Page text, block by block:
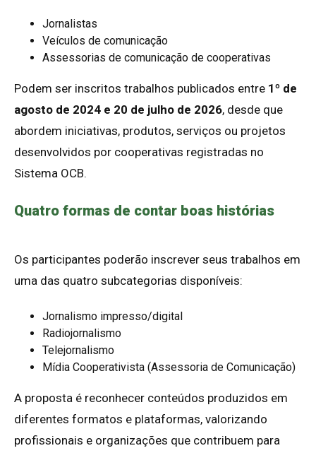
Jornalistas
Veículos de comunicação
Assessorias de comunicação de cooperativas
Podem ser inscritos trabalhos publicados entre 1º de
agosto de 2024 e 20 de julho de 2026, desde que
abordem iniciativas, produtos, serviços ou projetos
desenvolvidos por cooperativas registradas no
Sistema OCB.
Quatro formas de contar boas histórias
Os participantes poderão inscrever seus trabalhos em
uma das quatro subcategorias disponíveis:
Jornalismo impresso/digital
Radiojornalismo
Telejornalismo
Mídia Cooperativista (Assessoria de Comunicação)
A proposta é reconhecer conteúdos produzidos em
diferentes formatos e plataformas, valorizando
profissionais e organizações que contribuem para